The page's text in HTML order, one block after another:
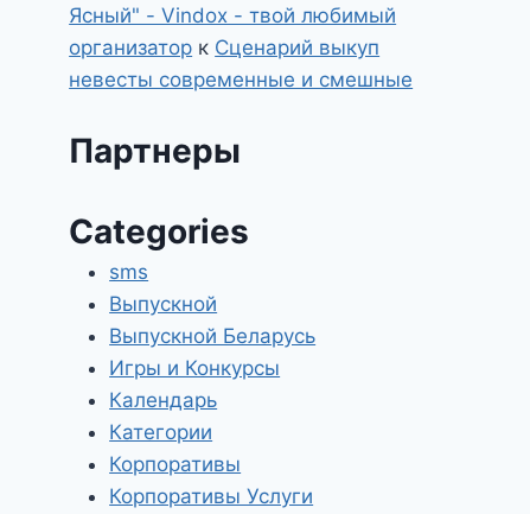
Ясный" - Vindox - твой любимый
организатор к Сценарий выкуп
невесты современные и смешные
Партнеры
Categories
sms
Выпускной
Выпускной Беларусь
Игры и Конкурсы
Календарь
Категории
Корпоративы
Корпоративы Услуги